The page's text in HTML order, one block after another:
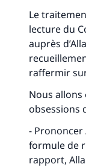
Le
lecture du
auprès
raffermir
Nous
obsessions
- Prononcer
formule de
rapport,